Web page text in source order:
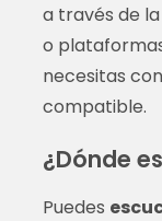
a través de
o
necesitas
compatible.
¿Dónde
Puedes